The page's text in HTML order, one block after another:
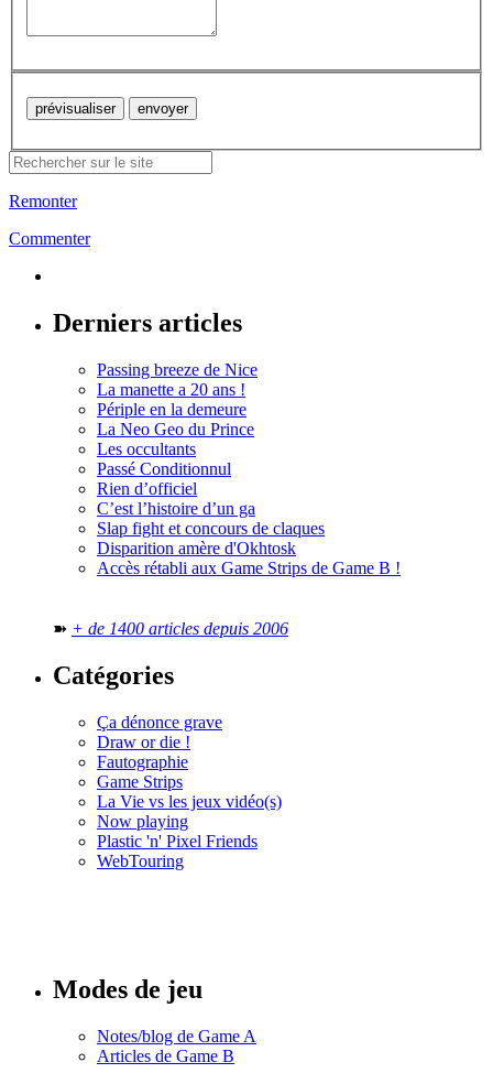
Remonter
Commenter
Derniers articles
Passing breeze de Nice
La manette a 20 ans !
Périple en la demeure
La Neo Geo du Prince
Les occultants
Passé Conditionnul
Rien d’officiel
C’est l’histoire d’un ga
Slap fight et concours de claques
Disparition amère d'Okhtosk
Accès rétabli aux Game Strips de Game B !
➽ + de 1400 articles depuis 2006
Catégories
Ça dénonce grave
Draw or die !
Fautographie
Game Strips
La Vie vs les jeux vidéo(s)
Now playing
Plastic 'n' Pixel Friends
WebTouring
Modes de jeu
Notes/blog de Game A
Articles de Game B